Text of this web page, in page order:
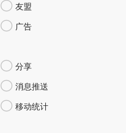
 友盟
 广告
 分享
 消息推送
 移动统计